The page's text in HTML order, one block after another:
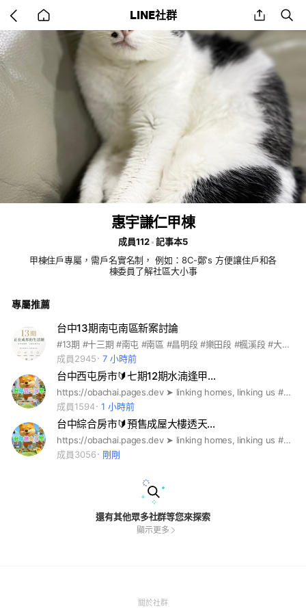
back
to
home
LINE社群 share
惠宇謙仁甲棟
成員112
記事本5
甲棟住戶專屬，需戶名實名制， 例如：8C-鄭‘s 方便讓住戶和各
棟委員了解社區大小事
專屬推薦
台中13期南屯南區新案討論
#13期 #十三期 #南屯 #南區 #昌明段 #樂田段 #楓溪段 #大慶段 #單元2 #單元3 #單元4 #單元5 #新8市 #單元二 #單元三 #單元四 #單元五 #新八市 #高鐵門戶特區 #7期 #七期 #8期 #八期 13期大慶市地重劃區位於南區及南屯區行政區內，範圍涵蓋南屯區楓溪段、樂田段、昌明段及南區大慶段等4個地段 #惠宇 #惠信 #惠昇 #均翰 #惠得 #鉅虹 #鉅本 #國泰 #豐邑 #浩瀚 #麗明 #國聚 #坤悅 #中陽 #順天 #寶佳 #協和 #秉和 #和宜 #南悅 #豐境 #海悅 #坤悦 #坤泰 #育堂 #大陸 #齊又新 #磐鈺 #津誠 #方舟 #永豐盛 #精銳 #元霖 #登陽 #佳昂 #汎德永業 #瑪莎拉蒂 #法拉利 #麥當勞 #寶雅
成員2945
7 小時前
台中西屯房市🔰七期12期水湳逢甲…
https://obachai.pages.dev ➤ linking homes, linking us #歐巴柴 #新青安 #央行第七波 #限貸令 #信用管制 #虛坪改革 #實坪制 #台積宅 #都更 #實價登錄 #房地合一 #囤房稅 #台中預售屋 #台中新成屋 #台中中古屋 #台中二手屋 #台中港特定區 #台中買房 #台中租房 #台中首購 #台中換屋 #台中大樓 #台中透天 #台中重劃區 #台中巨蛋 #中科效應 #崇德文心 #南屯單元二 #單元三 #烏日高鐵 #寶佳 #勝美 #佳泰 #佳福 #佳茂 #佳昂 #合遠 #合康 #和築 #和宜 #豐邑 #總太 #富宇 #惠宇 #富旺 #亞昕 #寶璽 #親家 #坤聯發 #坤悅 #順天 #萬群 #新高創 #海悅 #富華 #遠雄 #信義 #華威
成員1594
1 小時前
台中綜合房市🔰預售成屋大樓透天…
https://obachai.pages.dev ➤ linking homes, linking us #歐巴柴 #新青安 #央行第七波 #限貸令 #信用管制 #虛坪改革 #實坪制 #台積宅 #都更 #實價登錄 #房地合一 #囤房稅 #台中預售屋 #台中新成屋 #台中中古屋 #台中二手屋 #台中港特定區 #台中買房 #台中租房 #台中首購 #台中換屋 #台中大樓 #台中透天 #台中重劃區 #台中巨蛋 #中科效應 #崇德文心 #南屯單元二 #單元三 #烏日高鐵 #寶佳 #勝美 #佳泰 #佳福 #佳茂 #佳昂 #合遠 #合康 #和築 #和宜 #豐邑 #總太 #富宇 #惠宇 #富旺 #亞昕 #寶璽 #親家 #坤聯發 #坤悅 #順天 #萬群 #新高創 #海悅 #富華 #遠雄 #信義 #華威
成員3056
剛剛
還有其他眾多社群等您來探索
顯示更多
關於社群(Open